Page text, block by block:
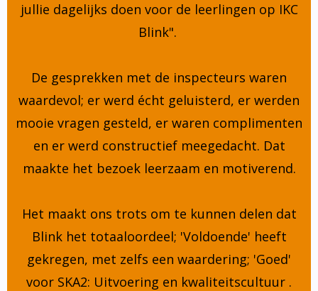
jullie dagelijks doen voor de leerlingen op IKC
Blink".
De gesprekken met de inspecteurs waren
waardevol; er werd écht geluisterd, er werden
mooie vragen gesteld, er waren complimenten
en er werd constructief meegedacht. Dat
maakte het bezoek leerzaam en motiverend.
Het maakt ons trots om te kunnen delen dat
Blink het totaaloordeel; 'Voldoende' heeft
gekregen, met zelfs een waardering; 'Goed'
voor SKA2: Uitvoering en kwaliteitscultuur .